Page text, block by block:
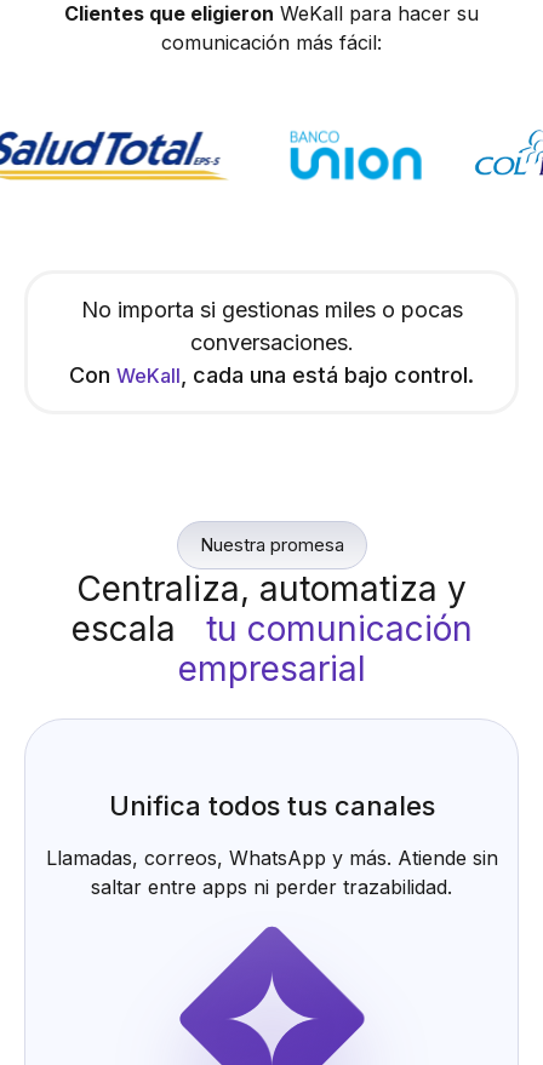
Clientes que eligieron WeKall para hacer su
comunicación más fácil:
No importa si gestionas miles o pocas
conversaciones.
Con WeKall , cada una está bajo control.
Nuestra promesa
Centraliza, automatiza y
escala tu comunicación
empresarial
Unifica todos tus canales
Llamadas, correos, WhatsApp y más. Atiende sin
saltar entre apps ni perder trazabilidad.